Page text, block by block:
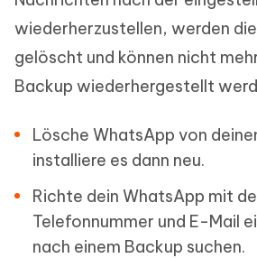
wiederherzustellen, werden
gelöscht und können nicht
Backup wiederhergestellt
Lösche WhatsApp von
installiere es dann neu.
Richte dein WhatsApp mit
Telefonnummer und E-Mail
nach einem Backup suchen.